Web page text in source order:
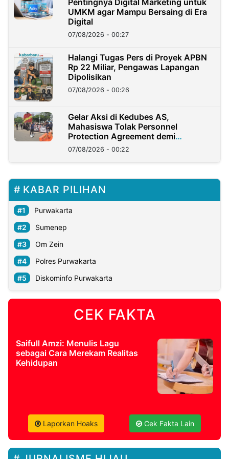
UMKM agar Mampu Bersaing di Era
Digital
07/08/2026 - 00:27
Halangi Tugas Pers di Proyek APBN
Rp 22 Miliar, Pengawas Lapangan
Dipolisikan
07/08/2026 - 00:26
Gelar Aksi di Kedubes AS,
Mahasiswa Tolak Personnel
Protection Agreement demi
Kedaulatan Negara
07/08/2026 - 00:22
KABAR PILIHAN
Purwakarta
Sumenep
Om Zein
Polres Purwakarta
Diskominfo Purwakarta
CEK FAKTA
Saifull Amzi: Menulis Lagu
sebagai Cara Merekam Realitas
Kehidupan
Laporkan Hoaks Cek Fakta Lain